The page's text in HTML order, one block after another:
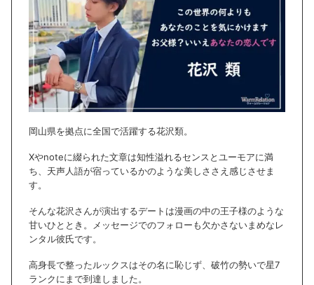
岡山県を拠点に全国で活躍する花沢類。
Xやnoteに綴られた文章は知性溢れるセンスとユーモアに満
ち、天声人語が宿っているかのような美しささえ感じさせま
す。
そんな花沢さんが演出するデートは漫画の中の王子様のような
甘いひととき。メッセージでのフォローも欠かさないまめなレ
ンタル彼氏です。
高身長で整ったルックスはその名に恥じず、破竹の勢いで星7
ランクにまで到達しました。